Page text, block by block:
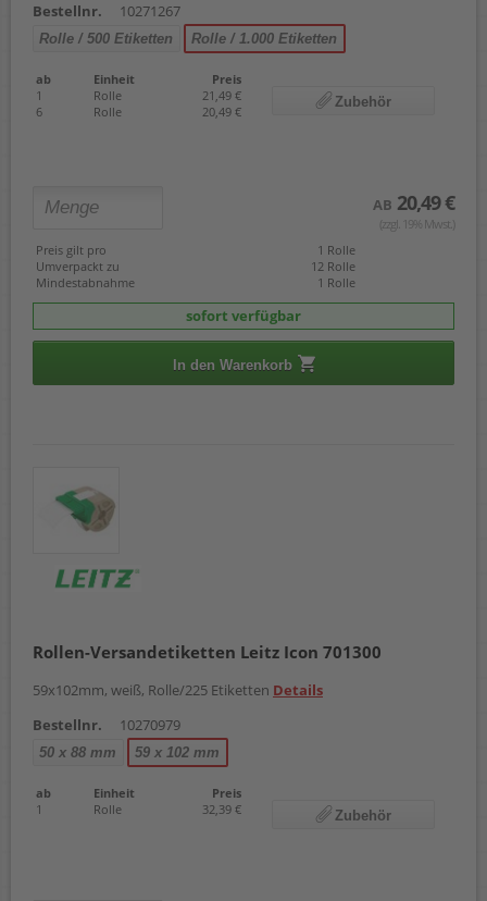
Bestellnr.
10271267
Rolle / 500 Etiketten Rolle / 1.000 Etiketten
ab Einheit
Preis
1
Rolle
21,49 €
6
Rolle 20,49 €
Zubehör
AB 20,49 €
(zzgl. 19% Mwst.)
Preis gilt pro
1 Rolle
Umverpackt zu
12 Rolle
Mindestabnahme
1 Rolle
sofort verfügbar
In den Warenkorb
Rollen-Versandetiketten Leitz Icon 701300
59x102mm, weiß, Rolle/225 Etiketten Details
Bestellnr.
10270979
50 x 88 mm 59 x 102 mm
ab Einheit
Preis
1
Rolle 32,39 € Zubehör